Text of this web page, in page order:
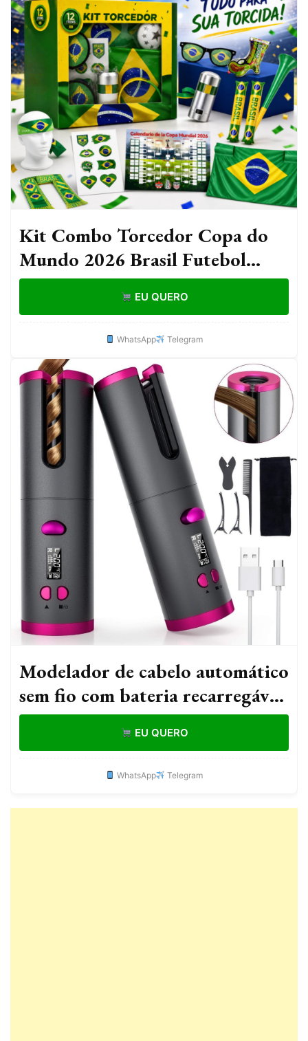
Kit Combo Torcedor Copa do
Mundo 2026 Brasil Futebol
Bandeira Faixa Confete Corneta
Oculos
EU QUERO
WhatsApp Telegram
Modelador de cabelo automático
sem fio com bateria recarregável
de cerâmica embutida VANCON
EU QUERO
WhatsApp Telegram